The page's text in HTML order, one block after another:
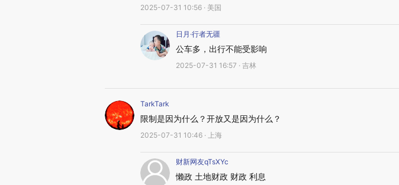
2025-07-31 10:56 · 美国
日月·行者无疆
公车多，出行不能受影响
2025-07-31 16:57 · 吉林
TarkTark
限制是因为什么？开放又是因为什么？
2025-07-31 10:46 · 上海
财新网友qTsXYc
懒政 土地财政 财政 利息